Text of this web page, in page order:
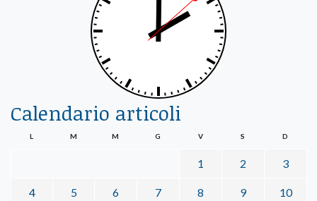
Calendario articoli
L M M G V S D
1 2 3
4 5 6 7 8 9 10